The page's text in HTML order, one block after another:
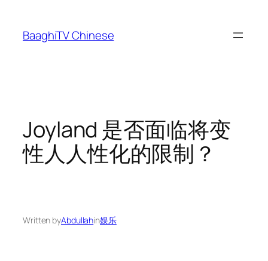
content
BaaghiTV Chinese
Joyland 是否面临将变
性人人性化的限制？
Written byAbdullahin娱乐